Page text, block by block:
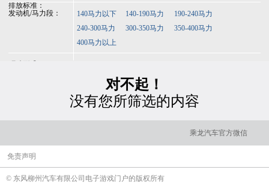
排放标准：
发动机/马力段：
140马力以下 140-190马力
190-240马力
240-300马力
300-350马力
350-400马力
400马力以上
对不起！
没有您所筛选的内容
乘龙汽车官方微信
免责声明
© 东风柳州汽车有限公司电子游戏门户的版权所有